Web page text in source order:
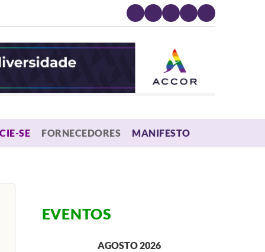
SE FORNECEDORES MANIFESTO
EVENTOS
AGOSTO 2026